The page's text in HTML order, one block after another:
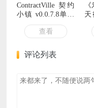
ContractVille 契约
小镇 v0.0.7.8单机
+联机中文版
查看
天
评论列表